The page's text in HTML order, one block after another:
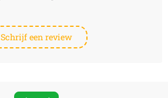
Schrijf een review